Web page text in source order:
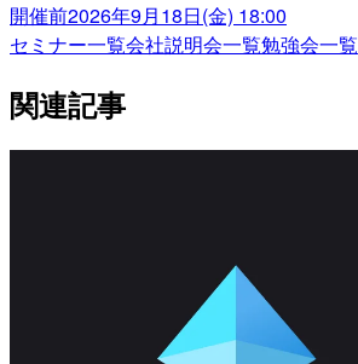
開催前2026年9月18日(金) 18:00
セミナー一覧会社説明会一覧勉強会一覧
関連記事